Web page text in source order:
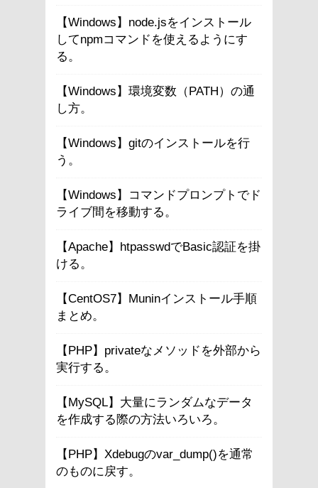
【Windows】node.jsをインストール
してnpmコマンドを使えるようにす
る。
【Windows】環境変数（PATH）の通
し方。
【Windows】gitのインストールを行
う。
【Windows】コマンドプロンプトでド
ライブ間を移動する。
【Apache】htpasswdでBasic認証を掛
ける。
【CentOS7】Muninインストール手順
まとめ。
【PHP】privateなメソッドを外部から
実行する。
【MySQL】大量にランダムなデータ
を作成する際の方法いろいろ。
【PHP】Xdebugのvar_dump()を通常
のものに戻す。